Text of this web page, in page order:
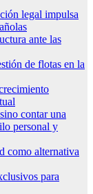
legal impulsa
ante las
de flotas en la
contar una
personal y
como alternativa
para